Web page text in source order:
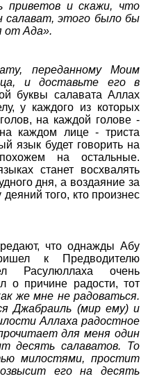
приветов и скажи, что
салават, этого было бы
от Ада».
переданному Моим
и доставьте его в
буквы салавата Аллах
у каждого из которых
на каждой голове -
каждом лице - триста
язык будет говорить на
на остальные.
станет восхвалять
дня, а воздаяние за
деяний того, кто произнес
что однажды Абу
к Предводителю
Расулюллаха очень
о причине радости, тот
же мне не радоваться.
Джабраиль (мир ему) и
Аллаха радостное
для меня один
десять салаватов. То
милостями, простит
его на десять